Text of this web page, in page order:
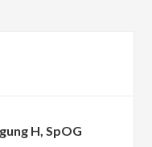
H, SpOG